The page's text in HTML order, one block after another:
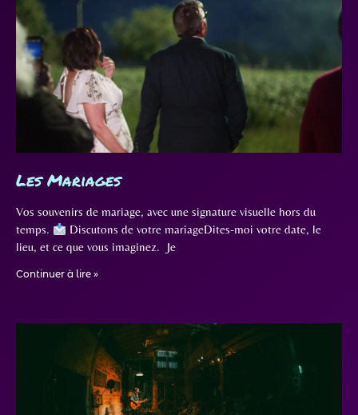
Les Mariages
Vos souvenirs de mariage, avec une signature visuelle hors du
temps.
Discutons de votre mariageDites-moi votre date, le
lieu, et ce que vous imaginez. Je
Continuer à lire »